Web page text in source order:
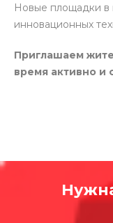
Новые площадки в
инновационных
Приглашаем
время активно и